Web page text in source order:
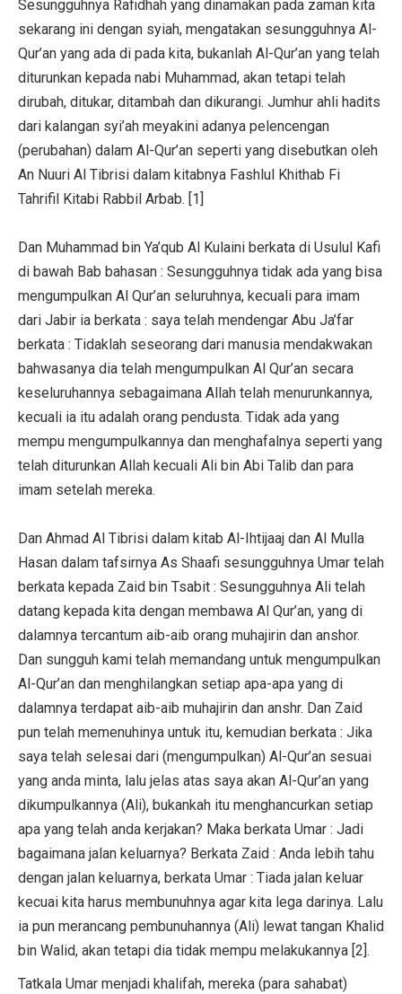
Sesungguhnya Rafidhah yang dinamakan pada zaman kita
sekarang ini dengan syiah, mengatakan sesungguhnya Al-
Qur’an yang ada di pada kita, bukanlah Al-Qur’an yang telah
diturunkan kepada nabi Muhammad, akan tetapi telah
dirubah, ditukar, ditambah dan dikurangi. Jumhur ahli hadits
dari kalangan syi’ah meyakini adanya pelencengan
(perubahan) dalam Al-Qur’an seperti yang disebutkan oleh
An Nuuri Al Tibrisi dalam kitabnya Fashlul Khithab Fi
Tahrifil Kitabi Rabbil Arbab. [1]
Dan Muhammad bin Ya’qub Al Kulaini berkata di Usulul Kafi
di bawah Bab bahasan : Sesungguhnya tidak ada yang bisa
mengumpulkan Al Qur’an seluruhnya, kecuali para imam
dari Jabir ia berkata : saya telah mendengar Abu Ja’far
berkata : Tidaklah seseorang dari manusia mendakwakan
bahwasanya dia telah mengumpulkan Al Qur’an secara
keseluruhannya sebagaimana Allah telah menurunkannya,
kecuali ia itu adalah orang pendusta. Tidak ada yang
mempu mengumpulkannya dan menghafalnya seperti yang
telah diturunkan Allah kecuali Ali bin Abi Talib dan para
imam setelah mereka.
Dan Ahmad Al Tibrisi dalam kitab Al-Ihtijaaj dan Al Mulla
Hasan dalam tafsirnya As Shaafi sesungguhnya Umar telah
berkata kepada Zaid bin Tsabit : Sesungguhnya Ali telah
datang kepada kita dengan membawa Al Qur’an, yang di
dalamnya tercantum aib-aib orang muhajirin dan anshor.
Dan sungguh kami telah memandang untuk mengumpulkan
Al-Qur’an dan menghilangkan setiap apa-apa yang di
dalamnya terdapat aib-aib muhajirin dan anshr. Dan Zaid
pun telah memenuhinya untuk itu, kemudian berkata : Jika
saya telah selesai dari (mengumpulkan) Al-Qur’an sesuai
yang anda minta, lalu jelas atas saya akan Al-Qur’an yang
dikumpulkannya (Ali), bukankah itu menghancurkan setiap
apa yang telah anda kerjakan? Maka berkata Umar : Jadi
bagaimana jalan keluarnya? Berkata Zaid : Anda lebih tahu
dengan jalan keluarnya, berkata Umar : Tiada jalan keluar
kecuai kita harus membunuhnya agar kita lega darinya. Lalu
ia pun merancang pembunuhannya (Ali) lewat tangan Khalid
bin Walid, akan tetapi dia tidak mempu melakukannya [2].
Tatkala Umar menjadi khalifah, mereka (para sahabat)